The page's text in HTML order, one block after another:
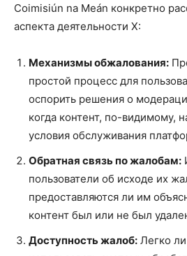
Coimisiún na Meán конкретно
аспекта деятельности X:
Механизмы обжалования:
простой процесс для
оспорить решения о
когда контент, по-видимому,
условия обслуживания
Обратная связь по жалобам:
пользователи об исходе их
предоставляются ли им
контент был или не был
Доступность жалоб: Легко